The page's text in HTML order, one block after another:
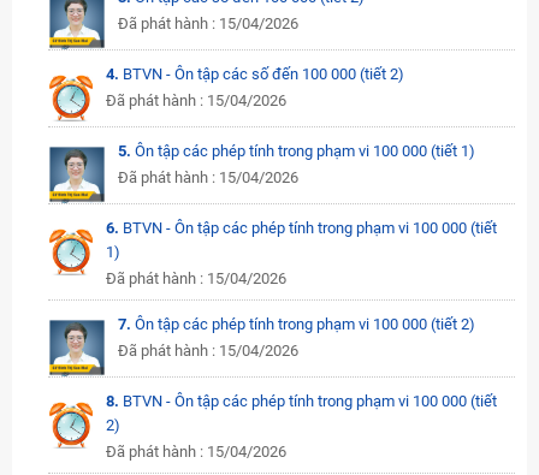
Đã phát hành : 15/04/2026
4. BTVN - Ôn tập các số đến 100 000 (tiết 2)
Đã phát hành : 15/04/2026
5. Ôn tập các phép tính trong phạm vi 100 000 (tiết 1)
Đã phát hành : 15/04/2026
6. BTVN - Ôn tập các phép tính trong phạm vi 100 000 (tiết
1)
Đã phát hành : 15/04/2026
7. Ôn tập các phép tính trong phạm vi 100 000 (tiết 2)
Đã phát hành : 15/04/2026
8. BTVN - Ôn tập các phép tính trong phạm vi 100 000 (tiết
2)
Đã phát hành : 15/04/2026